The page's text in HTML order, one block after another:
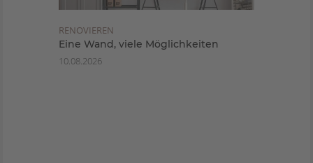
RENOVIEREN
Eine Wand, viele Möglichkeiten
10.08.2026